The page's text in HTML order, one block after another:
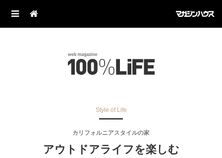
Style of Life
カリフォルニアスタイルの家
アウトドアライフを楽しむ